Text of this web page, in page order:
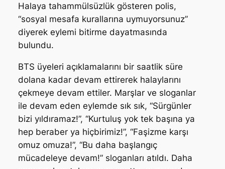
Halaya tahammülsüzlük gösteren polis,
“sosyal mesafa kurallarına uymuyorsunuz”
diyerek eylemi bitirme dayatmasında
bulundu.
BTS üyeleri açıklamalarını bir saatlik süre
dolana kadar devam ettirerek halaylarını
çekmeye devam ettiler. Marşlar ve sloganlar
ile devam eden eylemde sık sık, “Sürgünler
bizi yıldıramaz!”, “Kurtuluş yok tek başına ya
hep beraber ya hiçbirimiz!”, “Faşizme karşı
omuz omuza!”, “Bu daha başlangıç
mücadeleye devam!” sloganları atıldı. Daha